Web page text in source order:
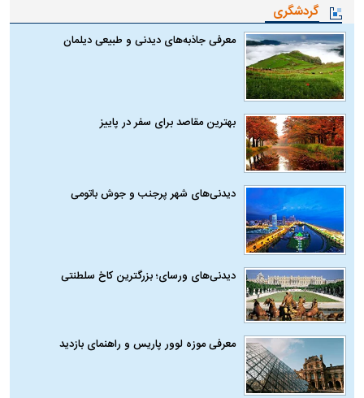
گردشگری
معرفی جاذبه‌های دیدنی و طبیعی دیلمان
بهترین مقاصد برای سفر در پاییز
دیدنی‌های شهر پرجنب و جوش باتومی
دیدنی‌های ورسای؛ بزرگترین کاخ سلطنتی
معرفی موزه لوور پاریس و راهنمای بازدید